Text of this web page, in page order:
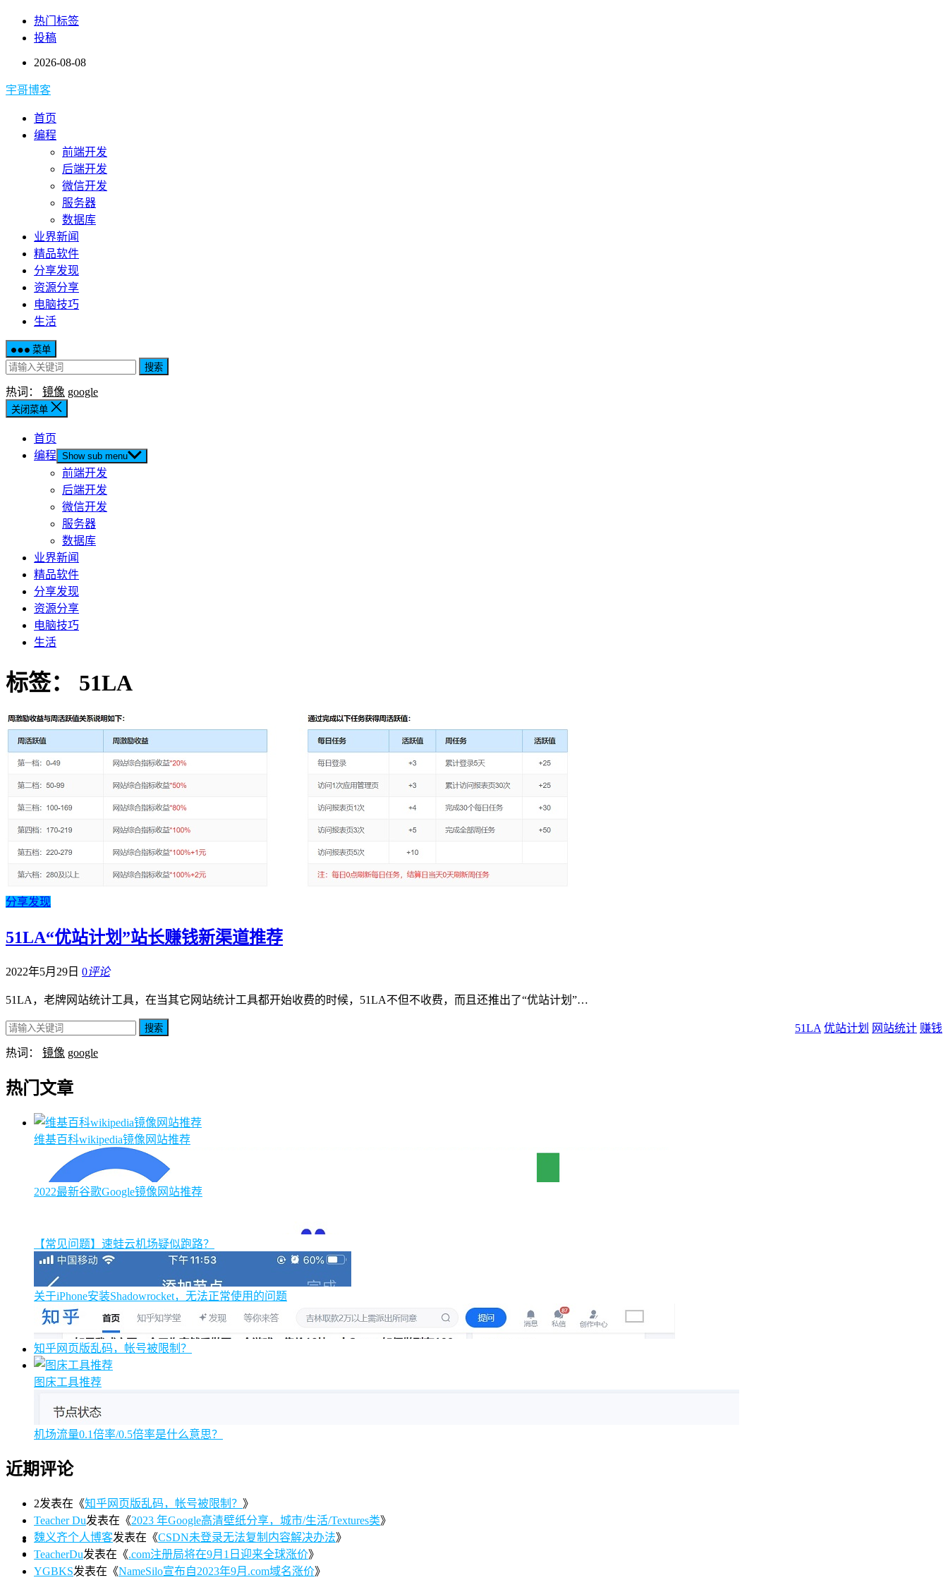
热门标签
投稿
2026-08-08
宇哥博客
首页
编程
前端开发
后端开发
微信开发
服务器
数据库
业界新闻
精品软件
分享发现
资源分享
电脑技巧
生活
菜单
搜索
热词： 镜像 google
关闭菜单
首页
编程 Show sub menu
前端开发
后端开发
微信开发
服务器
数据库
业界新闻
精品软件
分享发现
资源分享
电脑技巧
生活
标签： 51LA
分享发现
51LA“优站计划”站长赚钱新渠道推荐
2022年5月29日 0评论
51LA，老牌网站统计工具，在当其它网站统计工具都开始收费的时候，51LA不但不收费，而且还推出了“优站计划”…
51LA 优站计划 网站统计 赚钱
搜索
热词： 镜像 google
热门文章
维基百科wikipedia镜像网站推荐
2022最新谷歌Google镜像网站推荐
【常见问题】速蛙云机场疑似跑路？
关于iPhone安装Shadowrocket，无法正常使用的问题
知乎网页版乱码，帐号被限制？
图床工具推荐
机场流量0.1倍率/0.5倍率是什么意思？
近期评论
2发表在《知乎网页版乱码，帐号被限制？ 》
Teacher Du发表在《2023 年Google高清壁纸分享，城市/生活/Textures类》
魏义齐个人博客发表在《CSDN未登录无法复制内容解决办法》
TeacherDu发表在《.com注册局将在9月1日迎来全球涨价》
YGBKS发表在《NameSilo宣布自2023年9月.com域名涨价》